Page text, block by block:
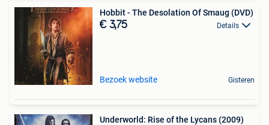
Hobbit - The Desolation Of Smaug (DVD)
€ 3,75 Details
Bezoek website Gisteren
Underworld: Rise of the Lycans (2009)